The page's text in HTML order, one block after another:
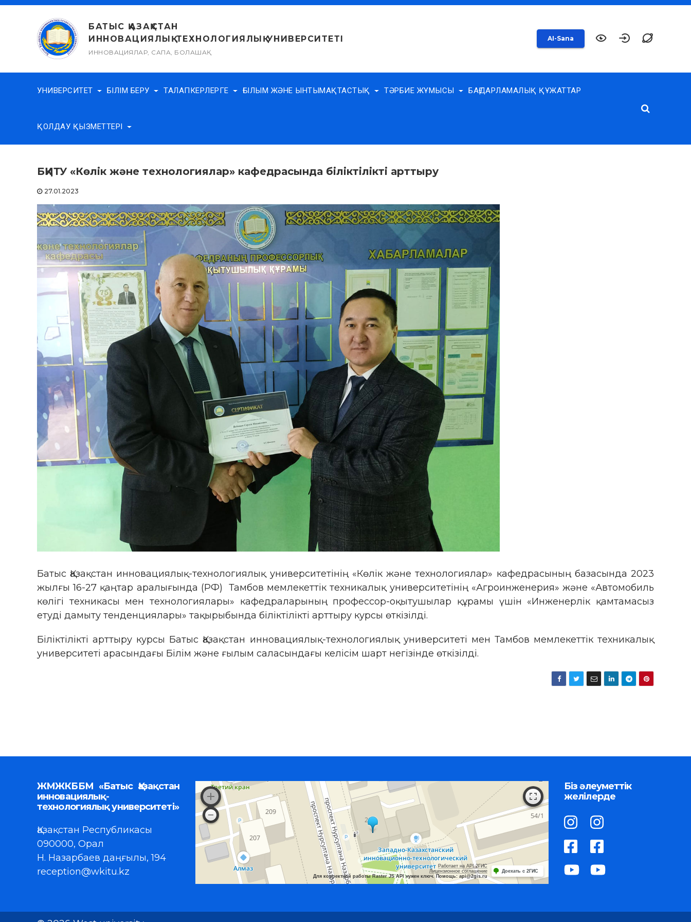
Skip
БАТЫС ҚАЗАҚСТАН
ИННОВАЦИЯЛЫҚ-ТЕХНОЛОГИЯЛЫҚ УНИВЕРСИТЕТІ
ИННОВАЦИЯЛАР, САПА, БОЛАШАҚ
AI-Sana
УНИВЕРСИТЕТ БІЛІМ БЕРУ ТАЛАПКЕРЛЕРГЕ ҒЫЛЫМ ЖӘНЕ ЫНТЫМАҚТАСТЫҚ ТӘРБИЕ ЖҰМЫСЫ БАҒДАРЛАМАЛЫҚ ҚҰЖАТТАР
ҚОЛДАУ ҚЫЗМЕТТЕРІ
БҚИТУ «Көлік және технологиялар» кафедрасында біліктілікті арттыру
27.01.2023
Батыс Қазақстан инновациялық-технологиялық университетінің «Көлік және технологиялар» кафедрасының базасында 2023
жылғы 16-27 қаңтар аралығында (РФ) Тамбов мемлекеттік техникалық университетінің «Агроинженерия» және «Автомобиль
көлігі техникасы мен технологиялары» кафедраларының профессор-оқытушылар құрамы үшін «Инженерлік қамтамасыз
етуді дамыту тенденциялары» тақырыбында біліктілікті арттыру курсы өткізілді.
Біліктілікті арттыру курсы Батыс Қазақстан инновациялық-технологиялық университеті мен Тамбов мемлекеттік техникалық
университеті арасындағы Білім және ғылым саласындағы келісім шарт негізінде өткізілді.
ЖМЖКББМ «Батыс Қазақстан
инновациялық-
технологиялық университеті»
Қазақстан Республикасы
090000, Орал
Н. Назарбаев даңғылы, 194
reception@wkitu.kz
Работает на API 2ГИС
Лицензионное соглашение
Для корректной работы Raster JS API нужен ключ. Помощь: api@2gis.ru
Доехать с 2ГИС
Біз әлеуметтік
желілерде